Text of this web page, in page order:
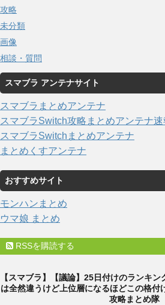
攻略
未分類
画像
相談・質問
スマブラ アンテナサイト
スマブラまとめアンテナ
スマブラSwitch攻略まとめアンテナ速
スマブラSwitchまとめアンテナ
まとめくすアンテナ
おすすめサイト
モンハンまとめ
ウマ娘 まとめ
RSSを購読する
【スマブラ】【議論】25日付けのランキ
は全然違うけど上位層になるほどこの格付
攻略まとめ隊